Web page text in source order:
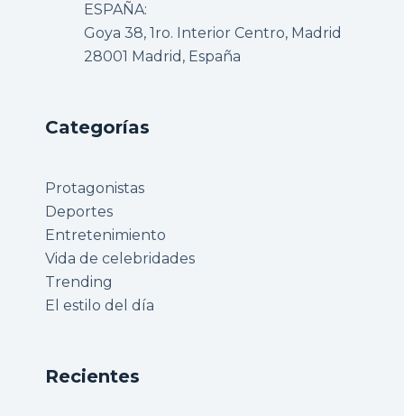
ESPAÑA:
Goya 38, 1ro. Interior Centro, Madrid
28001 Madrid, España
Categorías
Protagonistas
Deportes
Entretenimiento
Vida de celebridades
Trending
El estilo del día
Recientes